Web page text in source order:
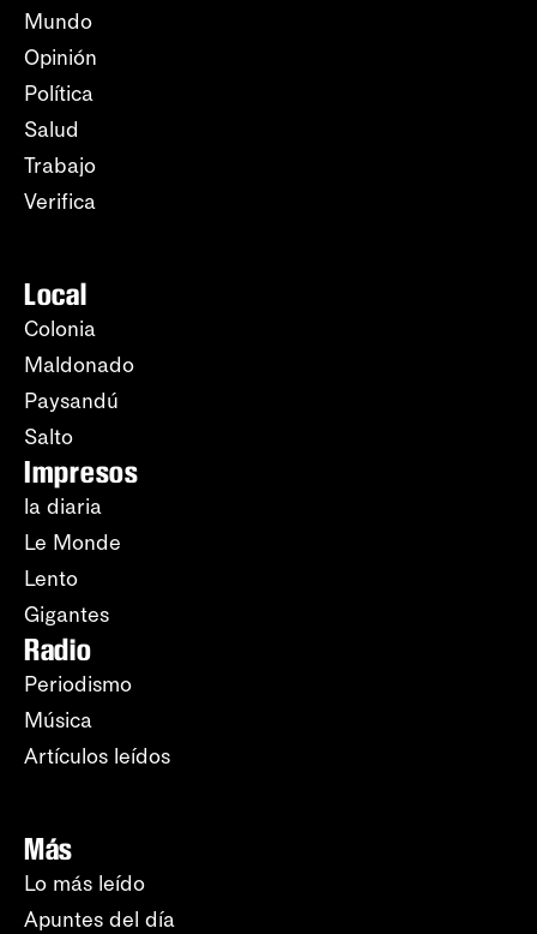
Mundo
Opinión
Política
Salud
Trabajo
Verifica
Local
Colonia
Maldonado
Paysandú
Salto
Impresos
la diaria
Le Monde
Lento
Gigantes
Radio
Periodismo
Música
Artículos leídos
Más
Lo más leído
Apuntes del día